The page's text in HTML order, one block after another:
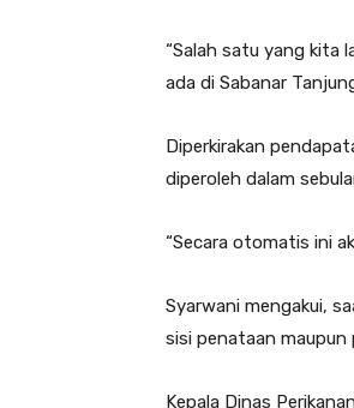
“Salah satu yang kita
ada di Sabanar
Diperkirakan
diperoleh dalam
“Secara otomatis ini
Syarwani mengakui,
sisi penataan maupun
Kepala Dinas